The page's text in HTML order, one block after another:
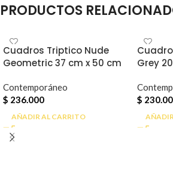
PRODUCTOS
Cuadros Triptico Nude
Geometric 37 cm x 50 cm
Contemporáneo
$ 236.000
AÑADIR AL CARRITO
Grey
$